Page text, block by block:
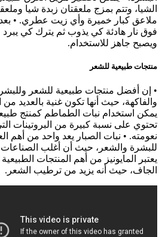
ملاعق كبار خميرة وأي زيت عطري. •
فوق نار هادئة كي يذوب ثم يترك كي
ويصبح جاهز للاستخدام.
منتجات طبيعية للشعر
• إن أفضل منتجات طبيعية للشعر
والفاكهة، حيث أنها تكون غنية بالعديد من
يمكن استخدام نبات الطماطم كمنتج
تحتوي على نسبة كبيرة من البروتينات
نعومته. • نبات الصبار يعد واحد من أهم
للبشرة والشعر، حيث أن أغلب الصناعات
يعتبر المايونيز من أهم المنتجات
الجاف، حيث أنه يزيد من ترطيب الشعر.